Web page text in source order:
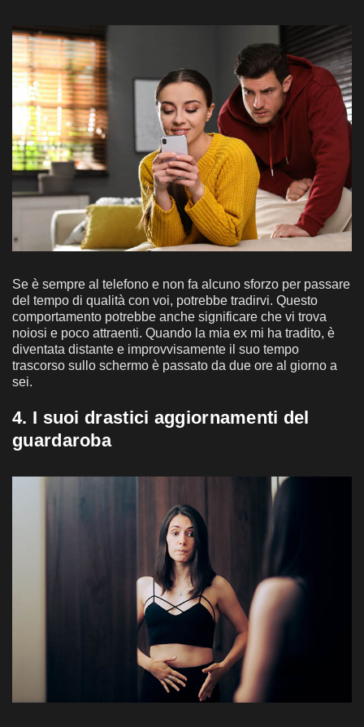
Se è sempre al telefono e non fa alcuno sforzo per passare
del tempo di qualità con voi, potrebbe tradirvi. Questo
comportamento potrebbe anche significare che vi trova
noiosi e poco attraenti. Quando la mia ex mi ha tradito, è
diventata distante e improvvisamente il suo tempo
trascorso sullo schermo è passato da due ore al giorno a
sei.
4. I suoi drastici aggiornamenti del
guardaroba